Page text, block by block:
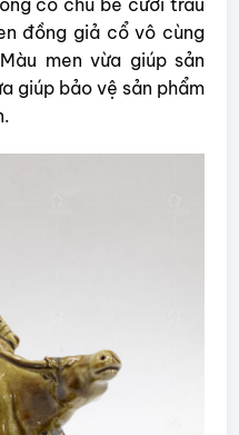
có chú bé cưỡi trâu
đồng giả cổ vô cùng
men vừa giúp sản
giúp bảo vệ sản phẩm